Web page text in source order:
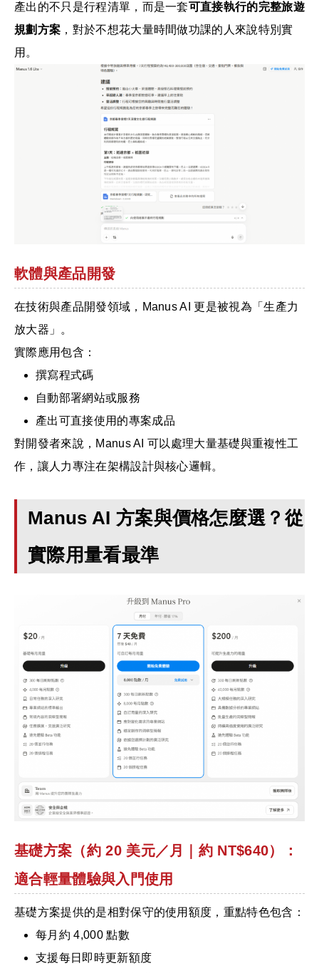
產出的不只是行程清單，而是一套可直接執行的完整旅遊
規劃方案 ，對於不想花大量時間做功課的人來說特別實
用。
軟體與產品開發
在技術與產品開發領域，Manus AI 更是被視為「生產力
放大器」。
實際應用包含：
撰寫程式碼
自動部署網站或服務
產出可直接使用的專案成品
對開發者來說，Manus AI 可以處理大量基礎與重複性工
作，讓人力專注在架構設計與核心邏輯。
Manus AI 方案與價格怎麼選？從
實際用量看最準
基礎方案（約 20 美元／月｜約 NT$640）：
適合輕量體驗與入門使用
基礎方案提供的是相對保守的使用額度，重點特色包含：
每月約 4,000 點數
支援每日即時更新額度